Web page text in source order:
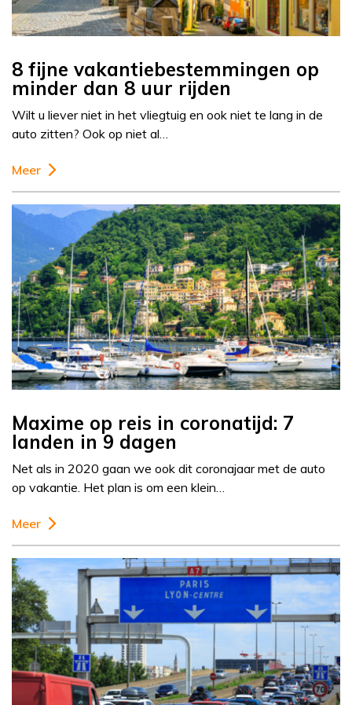
8 fijne vakantiebestemmingen op
minder dan 8 uur rijden
Wilt u liever niet in het vliegtuig en ook niet te lang in de
auto zitten? Ook op niet al…
Meer
Maxime op reis in coronatijd: 7
landen in 9 dagen
Net als in 2020 gaan we ook dit coronajaar met de auto
op vakantie. Het plan is om een klein…
Meer